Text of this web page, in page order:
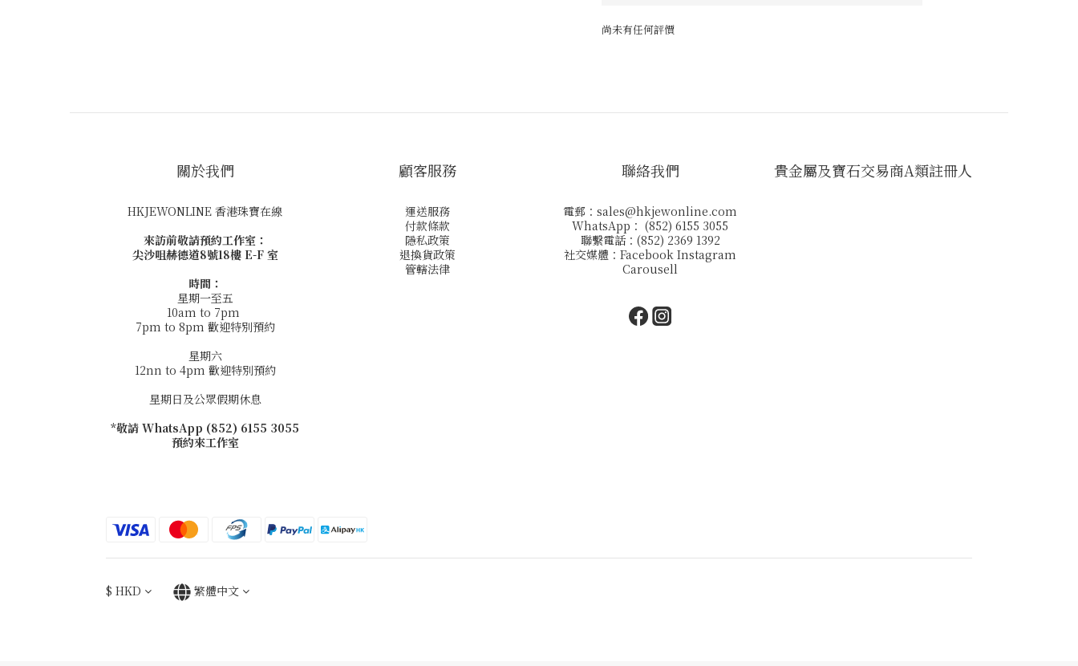
尚未有任何評價
關於我們
HKJEWONLINE 香港珠寶在線
來訪前敬請預約工作室：
尖沙咀赫德道8號18樓 E-F 室
時間：
星期一至五
10am to 7pm
7pm to 8pm 歡迎特別預約
星期六
12nn to 4pm 歡迎特別預約
星期日及公眾假期休息
*敬請 WhatsApp (852) 6155 3055
預約來工作室
顧客服務
運送服務
付款條款
隱私政策
退換貨政策
管轄法律
聯絡我們
電郵：sales@hkjewonline.com
WhatsApp： (852) 6155 3055
聯繫電話：(852) 2369 1392
社交媒體：FacebookInstagram
Carousell
貴金屬及寶石交易商A類註冊人
$ HKD 繁體中文